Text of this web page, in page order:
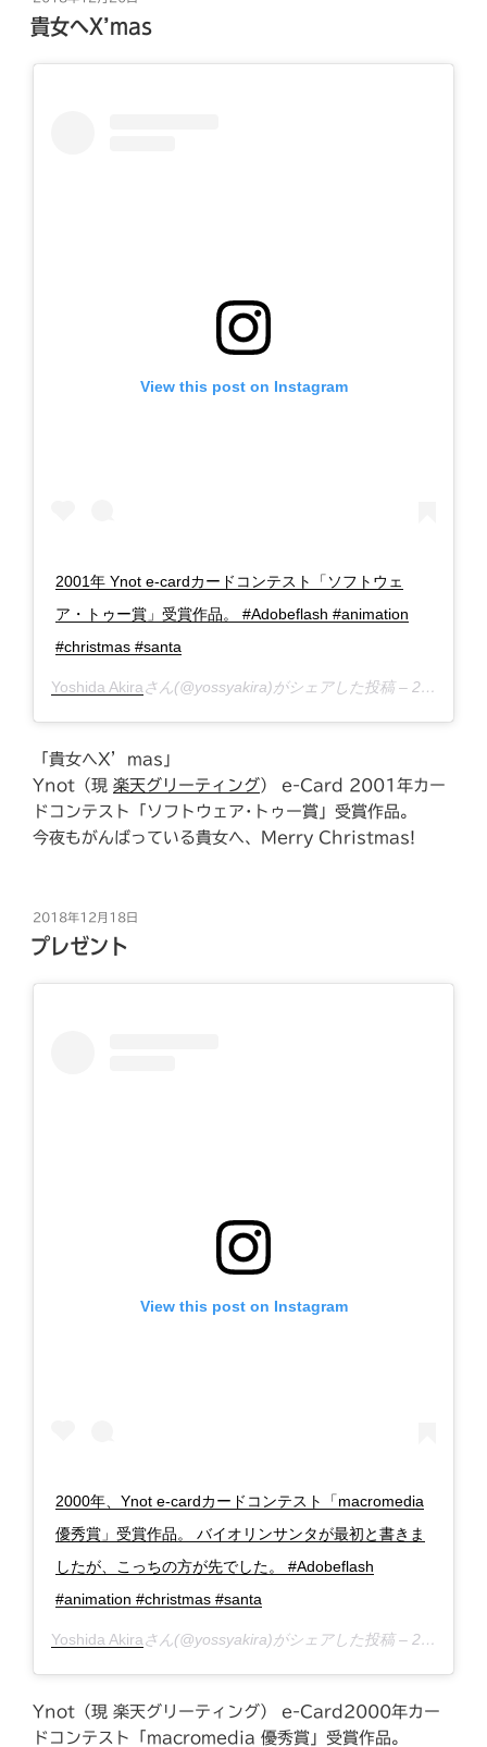
稿
日:
貴女へX’mas
View this post on Instagram
2001年 Ynot e-cardカードコンテスト「ソフトウェ
ア・トゥー賞」受賞作品。 #Adobeflash #animation
#christmas #santa
Yoshida Akiraさん(@yossyakira)がシェアした投稿 – 2018年12月月18日午後10時38分PST
「貴女へX’mas」
Ynot（現 楽天グリーティング） e-Card 2001年カー
ドコンテスト「ソフトウェア･トゥー賞」受賞作品。
今夜もがんばっている貴女へ、Merry Christmas!
投
日:
2018年12月18日
プレゼント
View this post on Instagram
2000年、Ynot e-cardカードコンテスト「macromedia
優秀賞」受賞作品。 バイオリンサンタが最初と書きま
したが、こっちの方が先でした。 #Adobeflash
#animation #christmas #santa
Yoshida Akiraさん(@yossyakira)がシェアした投稿 – 2018年12月月17日午後11時10分PST
Ynot（現 楽天グリーティング） e-Card2000年カー
ドコンテスト「macromedia 優秀賞」受賞作品。